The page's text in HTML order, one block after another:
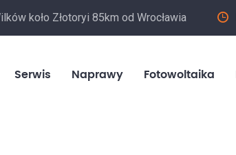
koło Złotoryi 85km od Wrocławia
Serwis Naprawy Fotowoltaika